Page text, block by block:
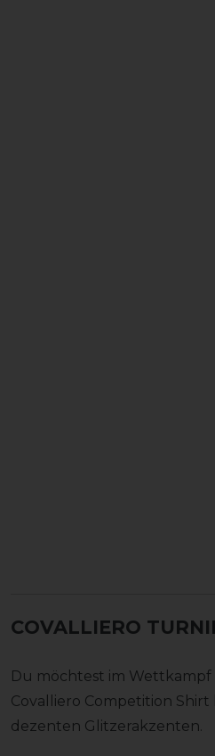
COVALLIERO
Du möchtest im
Covalliero Competition
dezenten Glitzerakzenten.